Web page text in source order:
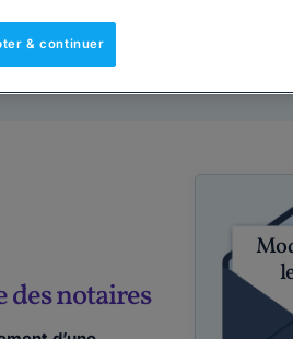
notaires
& continuer